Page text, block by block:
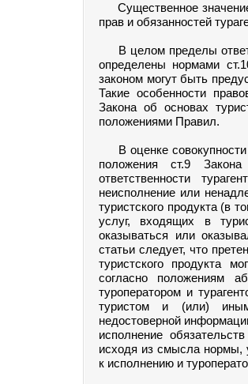
Существенное
прав и обязанностей
В целом пределы
определены нормами
законом могут быть
Такие особенности
Закона об основах
положениями Правил.
В оценке совокупности
положения ст.9
ответственности
неисполнение или
туристского продукта (в
услуг, входящих в
оказываться или
статьи следует, что
туристского продукта
согласно положениям
туроператором и
туристом и (или) иным
недостоверной
исполнение
исходя из смысла нормы,
к исполнению и